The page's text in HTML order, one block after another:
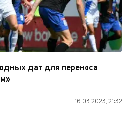
дат для переноса
16.08.2023, 21:32